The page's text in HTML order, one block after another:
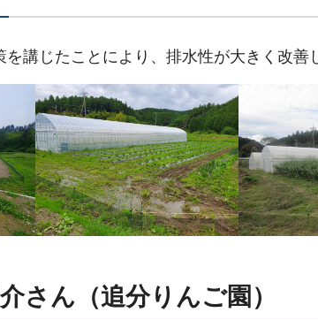
講じたことにより、排水性が大きく改善
さん（追分りんご園）